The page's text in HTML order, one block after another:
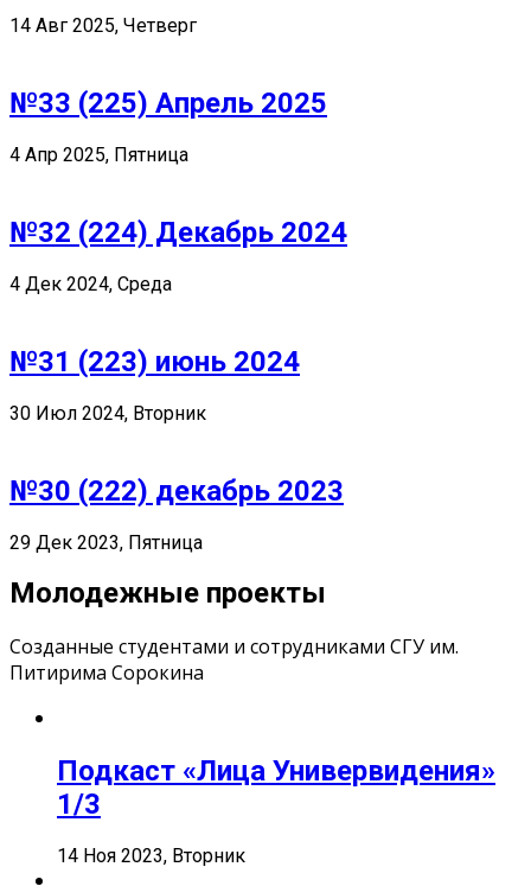
14 Авг 2025, Четверг
№33 (225) Апрель 2025
4 Апр 2025, Пятница
№32 (224) Декабрь 2024
4 Дек 2024, Среда
№31 (223) июнь 2024
30 Июл 2024, Вторник
№30 (222) декабрь 2023
29 Дек 2023, Пятница
Молодежные проекты
Созданные студентами и сотрудниками СГУ им.
Питирима Сорокина
Подкаст «Лица Универвидения»
1/3
14 Ноя 2023, Вторник